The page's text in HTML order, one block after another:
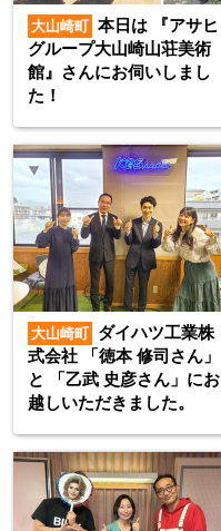
大山崎町 本日は 『アサヒ
グループ大山崎山荘美術
館』さんにお伺いしまし
た！
大山崎町
ダイハツ工業株
式会社 「徳本 修司さん」
と 「乙武 史彦さん」にお
越しいただきました。